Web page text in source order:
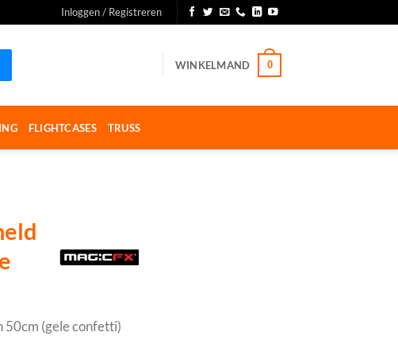
Inloggen / Registreren
WINKELMAND 0
FLIGHTCASES TRUSS
50cm (gele confetti)